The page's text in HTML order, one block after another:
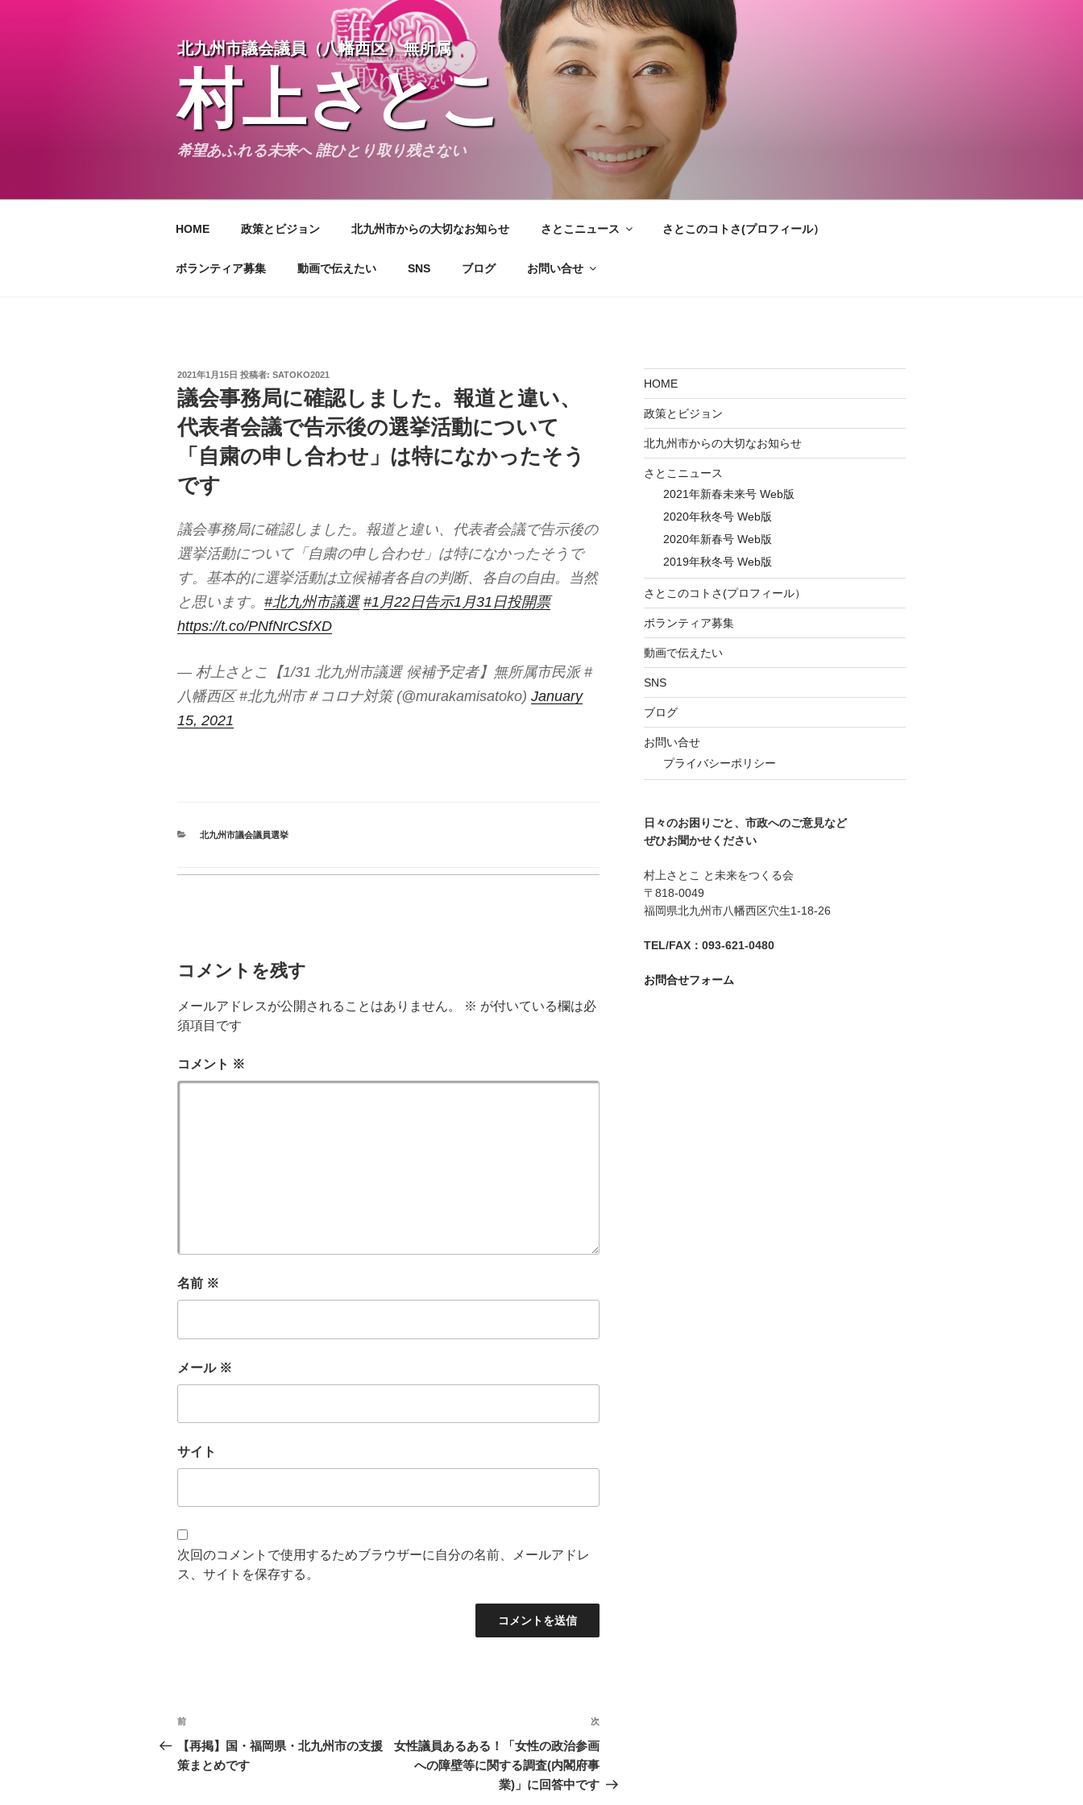
北九州市議会議員（八幡西区）無所属
村上さとこ
希望あふれる未来へ 誰ひとり取り残さない
HOME 政策とビジョン 北九州市からの大切なお知らせ さとこニュース さとこのコトさ(プロフィール）
ボランティア募集 動画で伝えたい SNS ブログ お問い合せ
投
稿
日:
2021年1月15日 投稿者: SATOKO2021
議会事務局に確認しました。報道と違い、
代表者会議で告示後の選挙活動について
「自粛の申し合わせ」は特になかったそう
です
議会事務局に確認しました。報道と違い、代表者会議で告示後の
選挙活動について「自粛の申し合わせ」は特になかったそうで
す。基本的に選挙活動は立候補者各自の判断、各自の自由。当然
と思います。 #北九州市議選 #1月22日告示1月31日投開票
https://t.co/PNfNrCSfXD
— 村上さとこ【1/31 北九州市議選 候補予定者】無所属市民派 #
八幡西区 #北九州市＃コロナ対策 (@murakamisatoko) January
15, 2021
カ
リ
北九州市議会議員選挙
コメントを残す
メールアドレスが公開されることはありません。 ※ が付いている欄は必
須項目です
コメント ※
名前 ※
メール ※
サイト
次回のコメントで使用するためブラウザーに自分の名前、メールアドレ
ス、サイトを保存する。
投
稿
ナ
前
の
投
前
【再掲】国・福岡県・北九州市の支援
策まとめです
次
の
投
稿
次
女性議員あるある！「女性の政治参画
への障壁等に関する調査(内閣府事
業)」に回答中です
HOME
政策とビジョン
北九州市からの大切なお知らせ
さとこニュース
2021年新春未来号 Web版
2020年秋冬号 Web版
2020年新春号 Web版
2019年秋冬号 Web版
さとこのコトさ(プロフィール）
ボランティア募集
動画で伝えたい
SNS
ブログ
お問い合せ
プライバシーポリシー
日々のお困りごと、市政へのご意見など
ぜひお聞かせください
村上さとこ と未来をつくる会
〒818-0049
福岡県北九州市八幡西区穴生1-18-26
TEL/FAX：093-621-0480
お問合せフォーム